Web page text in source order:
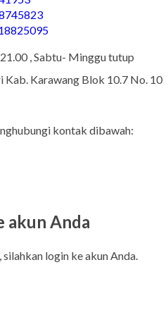
, Sabtu- Minggu tutup
Kab. Karawang Blok 10.7 No. 10
kontak dibawah:
akun Anda
login ke akun Anda.